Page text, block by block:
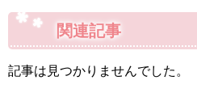
関連記事
記事は見つかりませんでした。